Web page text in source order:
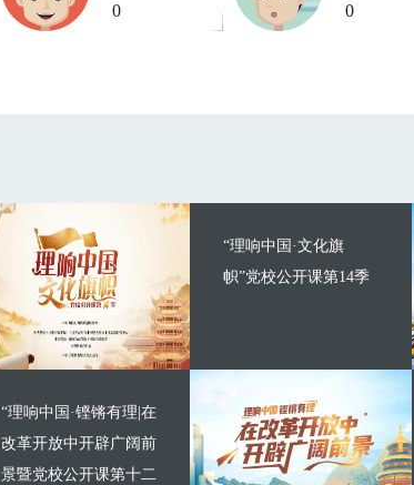
0 0
“理响中国·文化旗
帜”党校公开课第14季
“理响中国·铿锵有理|在
改革开放中开辟广阔前
景暨党校公开课第十二